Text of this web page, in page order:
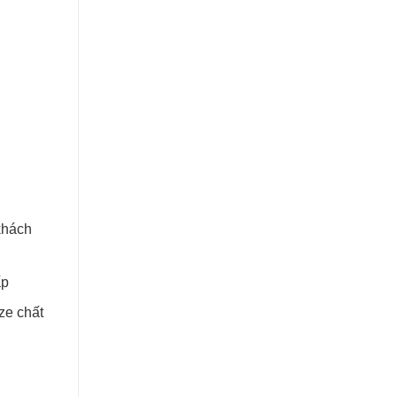
chất